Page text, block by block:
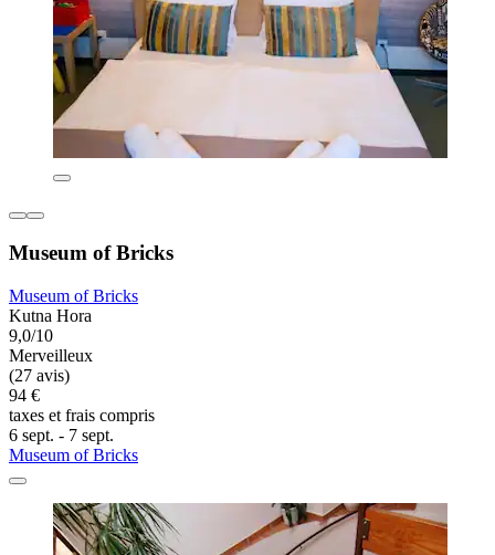
Museum of Bricks
Museum of Bricks
Kutna Hora
9,0/10
Merveilleux
(27 avis)
94 €
taxes et frais compris
6 sept. - 7 sept.
Museum of Bricks